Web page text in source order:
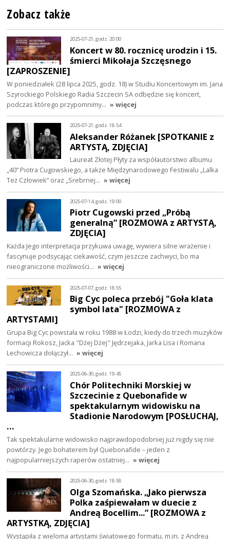
Zobacz także
2025-07-21, godz. 20:00
Koncert w 80. rocznicę urodzin i 15.
śmierci Mikołaja Szczęsnego
[ZAPROSZENIE]
W poniedziałek (28 lipca 2025, godz. 18) w Studiu Koncertowym im. Jana
Szyrockiego Polskiego Radia Szczecin SA odbędzie się koncert,
podczas którego przypomnimy… » więcej
2025-07-21, godz. 18:54
Aleksander Różanek [SPOTKANIE z
ARTYSTĄ, ZDJĘCIA]
Laureat Złotej Płyty za współautorstwo albumu
„40” Piotra Cugowskiego, a także Międzynarodowego Festiwalu „Lalka
Też Człowiek” oraz „Srebrnej… » więcej
2025-07-14, godz. 19:00
Piotr Cugowski przed „Próbą
generalną” [ROZMOWA z ARTYSTĄ,
ZDJĘCIA]
Każda Jego interpretacja przykuwa uwagę, wywiera silne wrażenie i
fascynuje podsycając ciekawość, czym jeszcze zachwyci, bo ma
nieograniczone możliwości… » więcej
2025-07-07, godz. 18:55
Big Cyc poleca przebój "Goła klata
symbol lata" [ROZMOWA z
ARTYSTAMI]
Grupa Big Cyc powstała w roku 1988 w Łodzi, kiedy do trzech muzyków
formacji Rokosz, Jacka "Dżej Dżej" Jędrzejaka, Jarka Lisa i Romana
Lechowicza dołączył… » więcej
2025-06-30, godz. 19:45
Chór Politechniki Morskiej w
Szczecinie z Quebonafide w
spektakularnym widowisku na
Stadionie Narodowym [POSŁUCHAJ,
…
Tak spektakularne widowisko najprawdopodobniej już nigdy się nie
powtórzy. Jego bohaterem był Quebonafide – jeden z
najpopularniejszych raperów ostatniej… » więcej
2025-06-30, godz. 18:58
Olga Szomańska. „Jako pierwsza
Polka zaśpiewałam w duecie z
Andreą Bocellim...” [ROZMOWA z
ARTYSTKĄ, ZDJĘCIA]
Wystąpiła z wieloma artystami światowego formatu, m.in. z Andreą